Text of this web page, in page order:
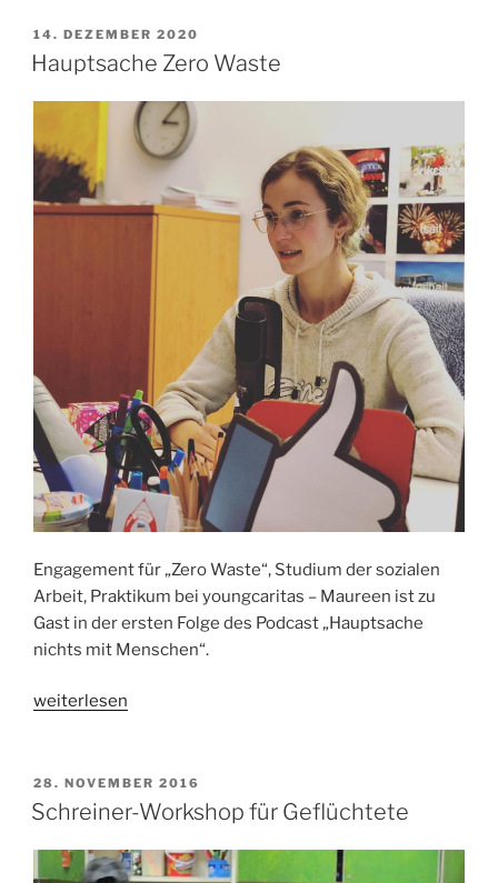
VERÖFFENTLICHT
AM
14. DEZEMBER 2020
Hauptsache Zero Waste
Engagement für „Zero Waste“, Studium der sozialen
Arbeit, Praktikum bei youngcaritas – Maureen ist zu
Gast in der ersten Folge des Podcast „Hauptsache
nichts mit Menschen“.
„Hauptsache
weiterlesen
VERÖFFENTLICHT
AM
28. NOVEMBER 2016
Schreiner-Workshop für Geflüchtete